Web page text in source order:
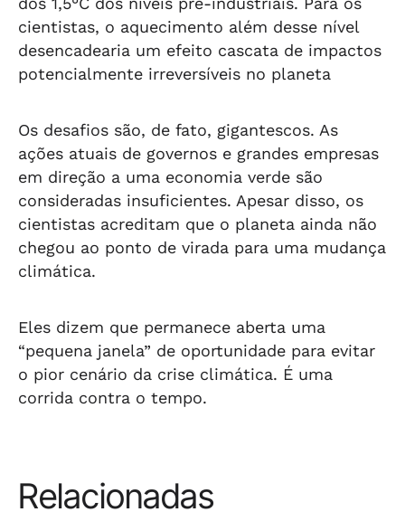
cientistas, o aquecimento além desse nível
desencadearia um efeito cascata de impactos
potencialmente irreversíveis no planeta
Os desafios são, de fato, gigantescos. As
ações atuais de governos e grandes empresas
em direção a uma economia verde são
consideradas insuficientes. Apesar disso, os
cientistas acreditam que o planeta ainda não
chegou ao ponto de virada para uma mudança
climática.
Eles dizem que permanece aberta uma
“pequena janela” de oportunidade para evitar
o pior cenário da crise climática. É uma
corrida contra o tempo.
Relacionadas